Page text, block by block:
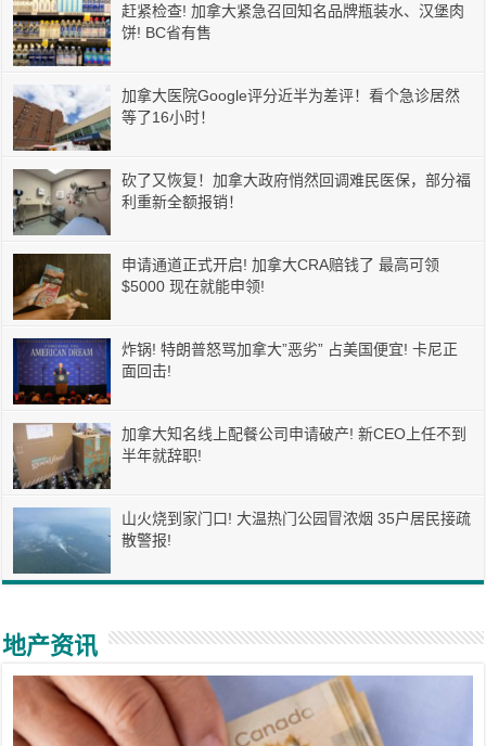
赶紧检查! 加拿大紧急召回知名品牌瓶装水、汉堡肉
饼! BC省有售
加拿大医院Google评分近半为差评！看个急诊居然
等了16小时！
砍了又恢复！加拿大政府悄然回调难民医保，部分福
利重新全额报销！
申请通道正式开启! 加拿大CRA赔钱了 最高可领
$5000 现在就能申领!
炸锅! 特朗普怒骂加拿大”恶劣” 占美国便宜! 卡尼正
面回击!
加拿大知名线上配餐公司申请破产! 新CEO上任不到
半年就辞职!
山火烧到家门口! 大温热门公园冒浓烟 35户居民接疏
散警报!
地产资讯